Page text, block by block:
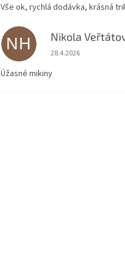
Vše ok, rychlá dodávka, krásná
NH Nikola
Hodnocení obchodu
28.4.2026
Úžasné mikiny